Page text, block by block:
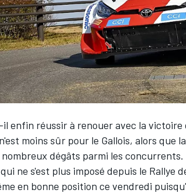
enfin réussir à renouer avec la victoire
moins sûr pour le Gallois, alors que
dégâts parmi les concurrents.
ne s'est plus imposé depuis le Rallye
en bonne position ce vendredi